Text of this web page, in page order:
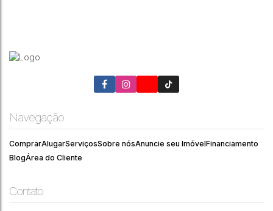
Work Center - Centro - Comercial › Comercial
Brasil
1 61m²
1
Navegação
ComprarAlugarServiçosSobre nósAnuncie seu ImóvelFinanciamento
BlogÁrea do Cliente
Contato